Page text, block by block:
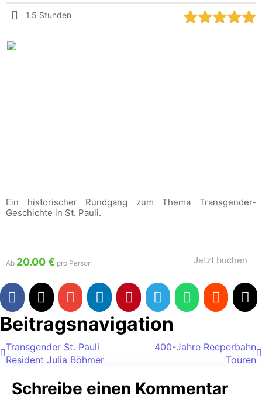
1.5 Stunden
Ein historischer Rundgang zum Thema Transgender-
Geschichte in St. Pauli.
Ab 20.00 € pro Person Jetzt buchen
Beitragsnavigation
Transgender St. Pauli
Resident Julia Böhmer
400-Jahre Reeperbahn
Touren
Schreibe einen Kommentar